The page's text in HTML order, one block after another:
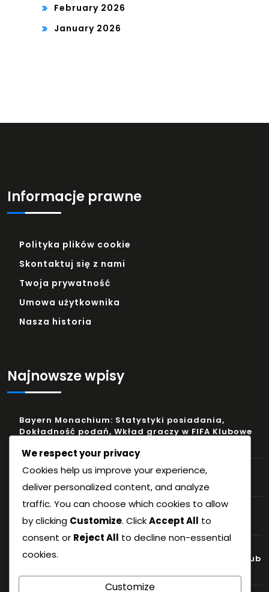
February 2026
January 2026
Informacje prawne
Polityka plików cookie
Skontaktuj się z nami
Twoja prywatność
Umowa użytkownika
Nasza historia
Najnowsze wpisy
Bayern Monachium: Statystyki posiadania,
Dokładność podań, Wkład graczy w FIFA Klubowe
Ćwierćfinał: Zmiany strategiczne, Przebieg gry,
Wkład graczy
Turnieje przeszłe: Dane historyczne, Analiza
drużyn, Wyniki meczów
słabości defensywne, statystyki graczy w FIFA Club
We respect your privacy
Cookies help us improve your experience,
deliver personalized content, and analyze
traffic. You can choose which cookies to allow
by clicking Customize. ClickAccept All to
consent or Reject All to decline non-essential
cookies.
Customize